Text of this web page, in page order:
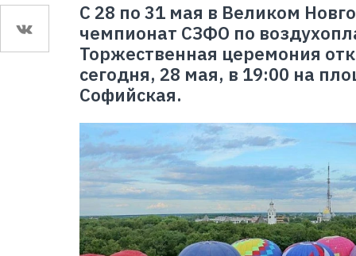
С 28 по 31 мая в Великом
чемпионат СЗФО по
Торжественная церемония
сегодня, 28 мая, в 19:00 на
Софийская.